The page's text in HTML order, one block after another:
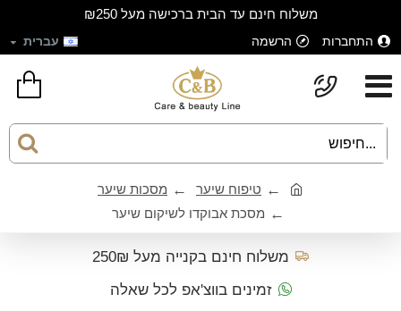
משלוח חינם עד הבית ברכישה מעל ₪250
התחברות הרשמה עברית
טיפוח שיער
מסכות שיער
מסכת אבוקדו לשיקום שיער
משלוח חינם בקנייה מעל 250₪
זמינים בווצ'אפ לכל שאלה